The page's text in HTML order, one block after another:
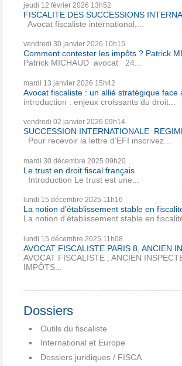
jeudi 12 février 2026 13h52
FISCALITE DES SUCCESSIONS
Avocat fiscaliste international,...
vendredi 30 janvier 2026 10h15
Comment contester les impôts ? Patrick
Patrick MICHAUD avocat 24...
mardi 13 janvier 2026 15h42
Avocat fiscaliste : un allié stratégique face
introduction : enjeux croissants du droit...
vendredi 02 janvier 2026 09h14
SUCCESSION INTERNATIONALE
Pour recevoir la lettre d’EFI inscrivez...
mardi 30 décembre 2025 09h20
Le trust en droit fiscal français
Introduction Le trust est une...
lundi 15 décembre 2025 11h16
La notion d’établissement stable en
La notion d’établissement stable en
lundi 15 décembre 2025 11h08
AVOCAT FISCALISTE PARIS 8, ANCIEN
AVOCAT FISCALISTE , ANCIEN
IMPÔTS...
Dossiers
Outils du fiscaliste
International et Europe
Dossiers juridiques / FISCA